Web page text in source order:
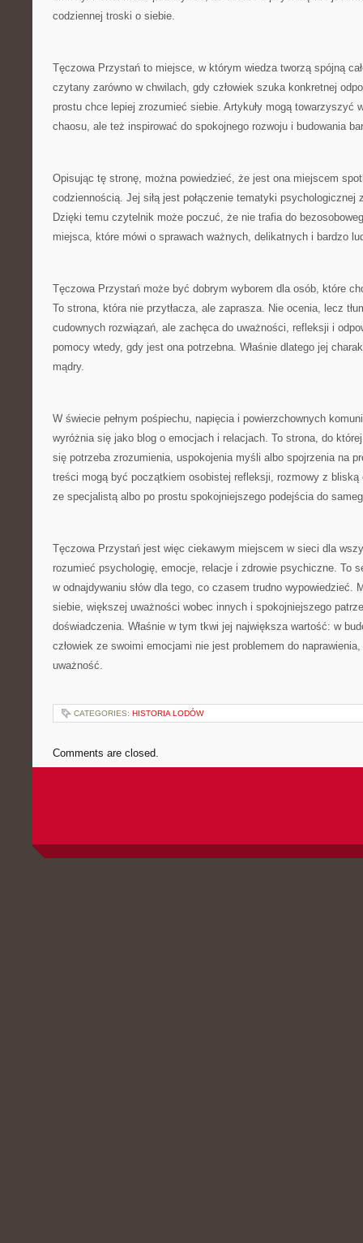
codziennej troski o siebie.
Tęczowa Przystań to miejsce, w którym wiedza tworzą spójną
czytany zarówno w chwilach, gdy człowiek szuka konkretnej
prostu chce lepiej zrozumieć siebie. Artykuły mogą towarzyszyć
chaosu, ale też inspirować do spokojnego rozwoju i budowania
Opisując tę stronę, można powiedzieć, że jest ona miejscem
codziennością. Jej siłą jest połączenie tematyki
Dzięki temu czytelnik może poczuć, że nie trafia do
miejsca, które mówi o sprawach ważnych, delikatnych i bardzo
Tęczowa Przystań może być dobrym wyborem dla osób, które
To strona, która nie przytłacza, ale zaprasza. Nie ocenia, lecz
cudownych rozwiązań, ale zachęca do uważności, refleksji i
pomocy wtedy, gdy jest ona potrzebna. Właśnie dlatego jej
mądry.
W świecie pełnym pośpiechu, napięcia i powierzchownych
wyróżnia się jako blog o emocjach i relacjach. To strona, do
się potrzeba zrozumienia, uspokojenia myśli albo spojrzenia na
treści mogą być początkiem osobistej refleksji, rozmowy z
ze specjalistą albo po prostu spokojniejszego podejścia do
Tęczowa Przystań jest więc ciekawym miejscem w sieci dla
rozumieć psychologię, emocje, relacje i zdrowie psychiczne. To
w odnajdywaniu słów dla tego, co czasem trudno wypowiedzieć.
siebie, większej uważności wobec innych i spokojniejszego
doświadczenia. Właśnie w tym tkwi jej największa wartość: w
człowiek ze swoimi emocjami nie jest problemem do
uważność.
CATEGORIES: HISTORIA LODÓW
Comments are closed.